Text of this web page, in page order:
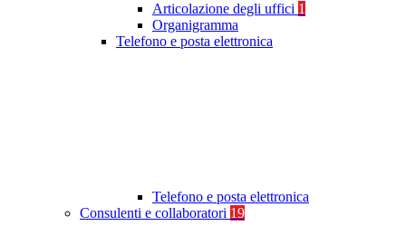
Articolazione degli uffici 1
Organigramma
Telefono e posta elettronica
Telefono e posta elettronica
Consulenti e collaboratori 19